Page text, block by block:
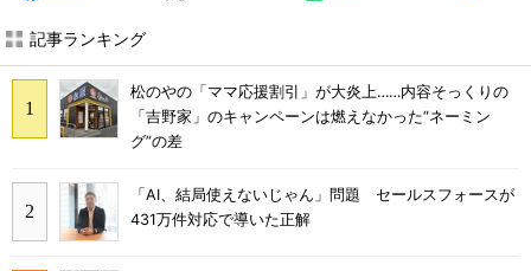
記事ランキング
松のやの「ママ応援割引」が大炎上……内容そっくりの
「吉野家」のキャンペーンは燃えなかった“ネーミン
グ”の差
「AI、結局使えないじゃん」問題 セールスフォースが
431万件対応で導いた正解